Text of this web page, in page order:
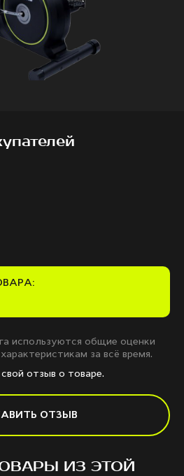
используются общие оценки
за всё время.
отзыв о товаре.
ОТЗЫВ
ИЗ ЭТОЙ